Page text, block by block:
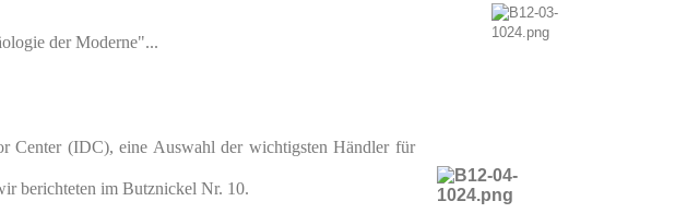
der Moderne"...
Center (IDC), eine Auswahl der wichtigsten Händler für
berichteten im Butznickel Nr. 10.